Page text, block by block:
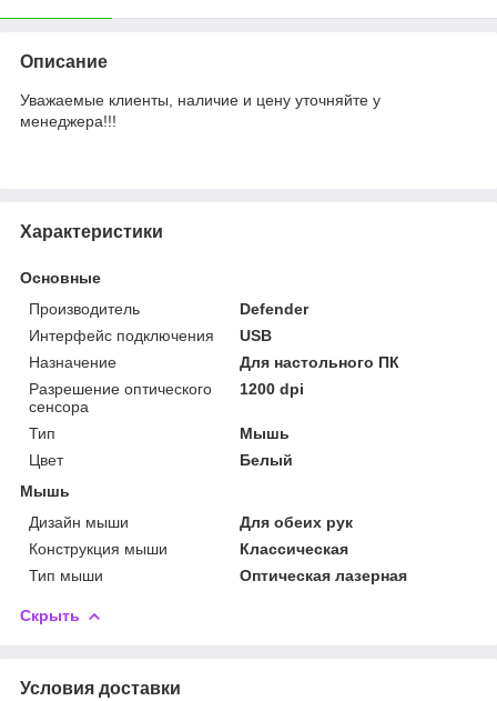
Описание
Уважаемые клиенты, наличие и цену уточняйте у
менеджера!!!
Характеристики
Основные
Производитель
Defender
Интерфейс подключения
USB
Назначение
Для настольного ПК
Разрешение оптического
сенсора
1200 dpi
Тип
Мышь
Цвет
Белый
Мышь
Дизайн мыши
Для обеих рук
Конструкция мыши
Классическая
Тип мыши
Оптическая лазерная
Скрыть
Условия доставки